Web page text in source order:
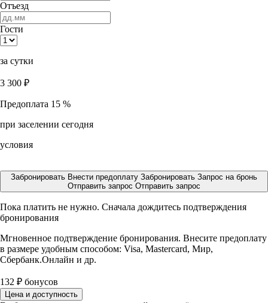
Отъезд
Гости
за сутки
3 300 ₽
Предоплата 15 %
при заселении сегодня
условия
Забронировать Внести предоплату Забронировать Запрос на бронь
Отправить запрос Отправить запрос
Пока платить не нужно. Сначала дождитесь подтверждения
бронирования
Мгновенное подтверждение бронирования. Внесите предоплату
в размере удобным способом: Visa, Mastercard, Мир,
Сбербанк.Онлайн и др.
132 ₽ бонусов
Цена и доступность